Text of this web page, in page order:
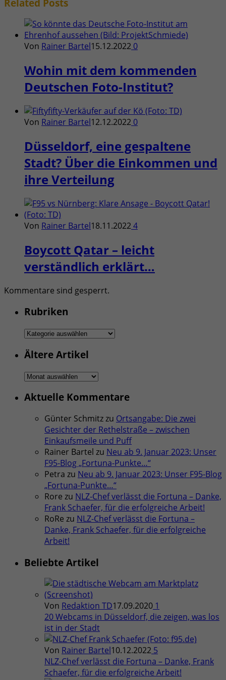
Related Posts
Von Rainer Bartel15.12.2022 0
Wohin mit dem kommenden
Deutschen Foto-Institut?
Von Rainer Bartel12.12.2022 0
Düsseldorf, eine gespaltene
Stadt? Über die Einkommen und
ihre Verteilung
Von Rainer Bartel18.11.20224
Boycott Qatar – leicht
verständlich erklärt…
Kommentare sind gesperrt.
Rubriken
Rubriken
Ältere Artikel
Ältere
Aktuelle Kommentare
Günter Schmitzzu Ortsangabe: Die zwei
Gesichter der Rethelstraße – zwischen
Einkaufsmeile und Puff
Rainer Bartel zu Neu ab 9. Januar 2023: Unser
F95-Blog „Fortuna-Punkte…“
Petra zu Neu ab 9. Januar 2023: Unser F95-Blog
„Fortuna-Punkte…“
Rore zu NLZ-Chef verlässt die Fortuna – Danke,
Frank Schaefer, für die erfolgreiche Arbeit!
RoRe zu NLZ-Chef verlässt die Fortuna –
Danke, Frank Schaefer, für die erfolgreiche
Arbeit!
Beliebte Artikel
Von Redaktion TD17.09.2020 1
20 Webcams in Düsseldorf, die zeigen, was los
ist in der Stadt
Von Rainer Bartel10.12.2022 5
NLZ-Chef verlässt die Fortuna – Danke, Frank
Schaefer, für die erfolgreiche Arbeit!